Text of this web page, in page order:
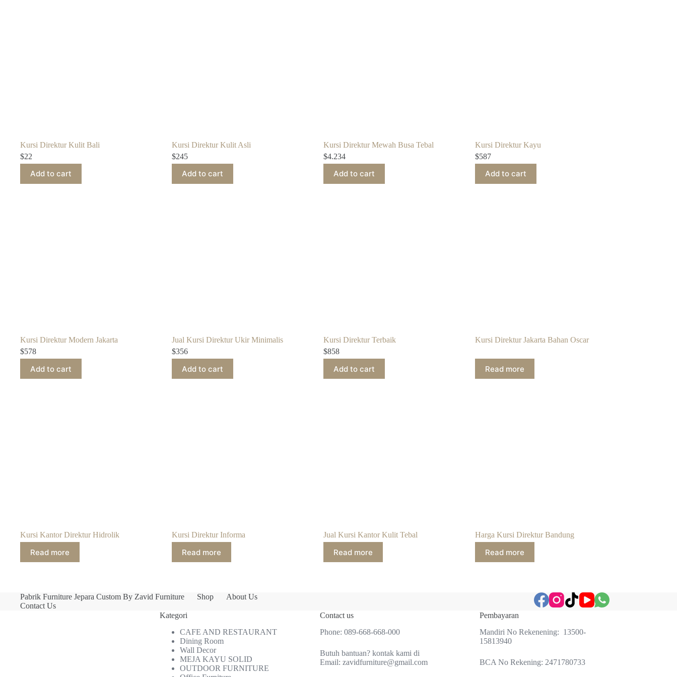
Kursi Direktur Kulit Bali
$22
Add to cart
Kursi Direktur Kulit Asli
$245
Add to cart
Kursi Direktur Mewah Busa Tebal
$4.234
Add to cart
Kursi Direktur Kayu
$587
Add to cart
Kursi Direktur Modern Jakarta
$578
Add to cart
Jual Kursi Direktur Ukir Minimalis
$356
Add to cart
Kursi Direktur Terbaik
$858
Add to cart
Kursi Direktur Jakarta Bahan Oscar
Read more
Kursi Kantor Direktur Hidrolik
Read more
Kursi Direktur Informa
Read more
Jual Kursi Kantor Kulit Tebal
Read more
Harga Kursi Direktur Bandung
Read more
Pabrik Furniture Jepara Custom By Zavid Furniture Shop
About Us
Contact Us
Kategori
CAFE AND RESTAURANT
Dining Room
Wall Decor
MEJA KAYU SOLID
OUTDOOR FURNITURE
Contact us
Phone: 089-668-668-000
Butuh bantuan? kontak kami di
Email: zavidfurniture@gmail.com
Pembayaran
Mandiri No Rekenening: 13500-
15813940
BCA No Rekening: 2471780733